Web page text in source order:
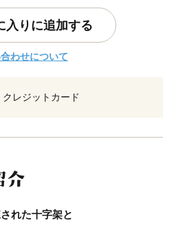
入りに追加する
わせについて
クレジットカード
れた十字架と